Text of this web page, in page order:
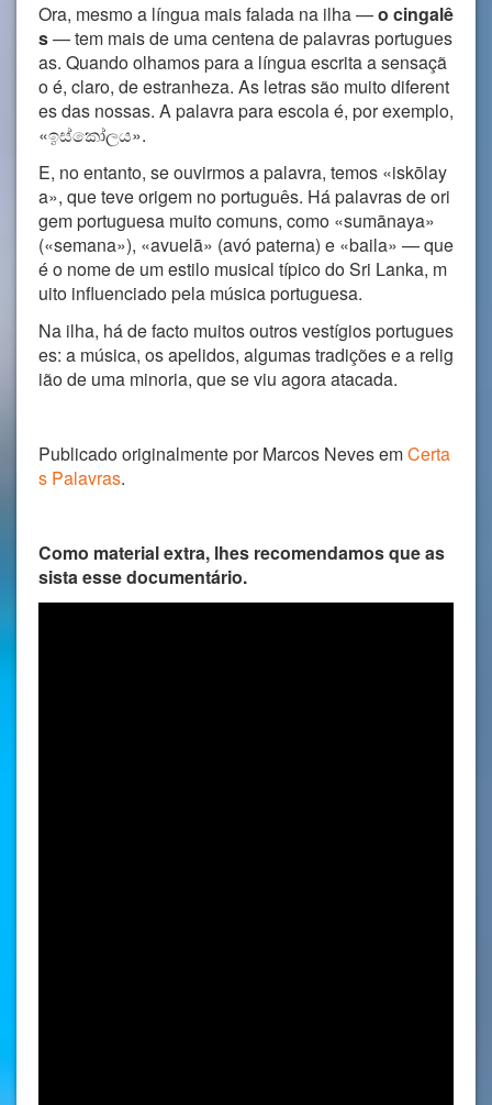
Ora, mesmo a língua mais falada na ilha —o cingalê
s— tem mais de uma centena de palavras portugues
as. Quando olhamos para a língua escrita a sensaçã
o é, claro, de estranheza. As letras são muito diferent
es das nossas. A palavra para escola é, por exemplo,
«ඉස්කෝලය».
E, no entanto, se ouvirmos a palavra, temos «iskōlay
a», que teve origem no português. Há palavras de ori
gem portuguesa muito comuns, como «sumānaya»
(«semana»), «avuelā» (avó paterna) e «baila» — que
é o nome de um estilo musical típico do Sri Lanka, m
uito influenciado pela música portuguesa.
Na ilha, há de facto muitos outros vestígios portugues
es: a música, os apelidos, algumas tradições e a relig
ião de uma minoria, que se viu agora atacada.
Publicado originalmente por Marcos Neves emCerta
s Palavras.
Como material extra, lhes recomendamos que as
sista esse documentário.